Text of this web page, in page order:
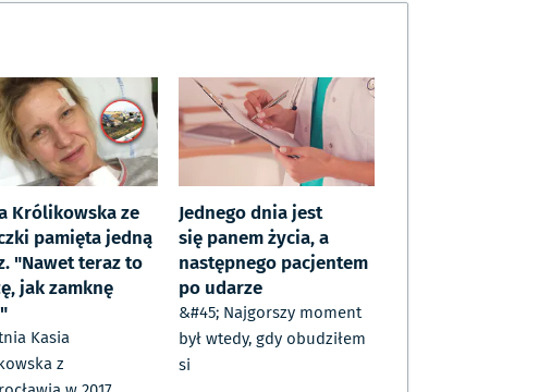
Królikowska ze
pamięta jedną
"Nawet teraz to
jak zamknę
Kasia
z
Jednego dnia jest
się panem życia, a
następnego pacjentem
po udarze
&#45; Najgorszy moment
był wtedy, gdy obudziłem
si